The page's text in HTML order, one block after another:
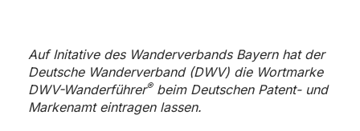
Auf Initative des Wanderverbands Bayern hat der
Deutsche Wanderverband (DWV) die Wortmarke
DWV-Wanderführer®beim Deutschen Patent- und
Markenamt eintragen lassen.